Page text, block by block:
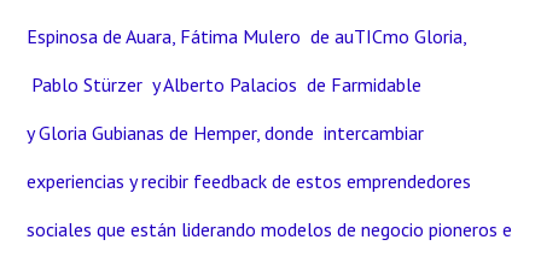
Espinosa de Auara, Fátima Mulero de auTICmo Gloria,
Pablo Stürzer y Alberto Palacios de Farmidable
y Gloria Gubianas de Hemper, donde intercambiar
experiencias y recibir feedback de estos emprendedores
sociales que están liderando modelos de negocio pioneros e